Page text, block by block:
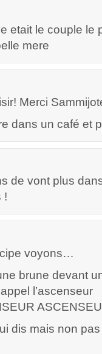
etait le couple le
mere
Merci
dans un café et
de vont plus
!
voyons…
brune devant
l’ascenseur
dis mais non